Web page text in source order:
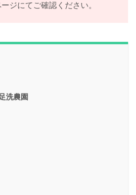
ジにてご確認ください。
洗農園